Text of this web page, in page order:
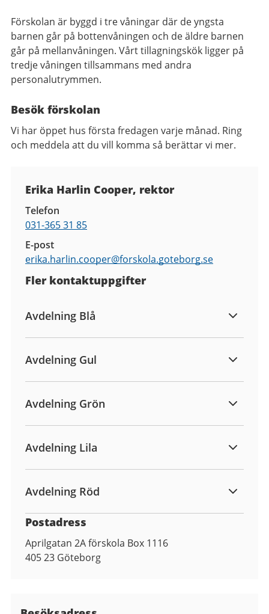
Förskolan är byggd i tre våningar där de yngsta
barnen går på bottenvåningen och de äldre barnen
går på mellanvåningen. Vårt tillagningskök ligger på
tredje våningen tillsammans med andra
personalutrymmen.
Besök förskolan
Vi har öppet hus första fredagen varje månad. Ring
och meddela att du vill komma så berättar vi mer.
Erika Harlin Cooper, rektor
Telefon
031-365 31 85
E-post
erika.harlin.cooper@forskola.goteborg.se
Fler kontaktuppgifter
Avdelning Blå
Avdelning Gul
Avdelning Grön
Avdelning Lila
Avdelning Röd
Postadress
Aprilgatan 2A förskola Box 1116
405 23 Göteborg